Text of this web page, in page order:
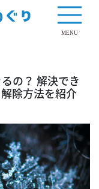
MENU
の？ 解決でき
除方法を紹介